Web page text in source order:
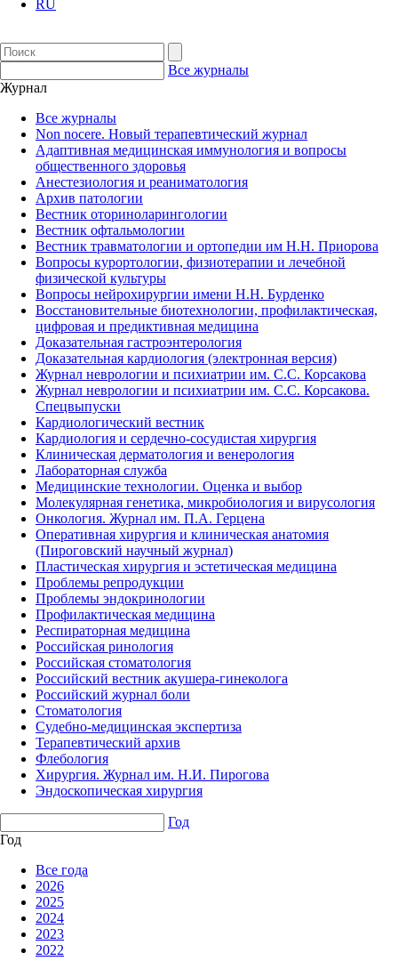
RU
Все журналы
Журнал
Все журналы
Non nocere. Новый терапевтический журнал
Адаптивная медицинская иммунология и вопросы
общественного здоровья
Анестезиология и реаниматология
Архив патологии
Вестник оториноларингологии
Вестник офтальмологии
Вестник травматологии и ортопедии им Н.Н. Приорова
Вопросы курортологии, физиотерапии и лечебной
физической культуры
Вопросы нейрохирургии имени Н.Н. Бурденко
Восстановительные биотехнологии, профилактическая,
цифровая и предиктивная медицина
Доказательная гастроэнтерология
Доказательная кардиология (электронная версия)
Журнал неврологии и психиатрии им. С.С. Корсакова
Журнал неврологии и психиатрии им. С.С. Корсакова.
Спецвыпуски
Кардиологический вестник
Кардиология и сердечно-сосудистая хирургия
Клиническая дерматология и венерология
Лабораторная служба
Медицинские технологии. Оценка и выбор
Молекулярная генетика, микробиология и вирусология
Онкология. Журнал им. П.А. Герцена
Оперативная хирургия и клиническая анатомия
(Пироговский научный журнал)
Пластическая хирургия и эстетическая медицина
Проблемы репродукции
Проблемы эндокринологии
Профилактическая медицина
Респираторная медицина
Российская ринология
Российская стоматология
Российский вестник акушера-гинеколога
Российский журнал боли
Стоматология
Судебно-медицинская экспертиза
Терапевтический архив
Флебология
Хирургия. Журнал им. Н.И. Пирогова
Эндоскопическая хирургия
Год
Год
Все года
2026
2025
2024
2023
2022